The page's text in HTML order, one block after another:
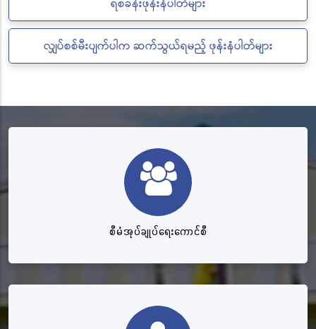
ရဲစခန်းဖုန်းနံပါတ်များ
လျှပ်စစ်မီးပျက်ပါက ဆက်သွယ်ရမည့် ဖုန်းနံပါတ်များ
စီမံအုပ်ချုပ်ရေးကောင်စီ